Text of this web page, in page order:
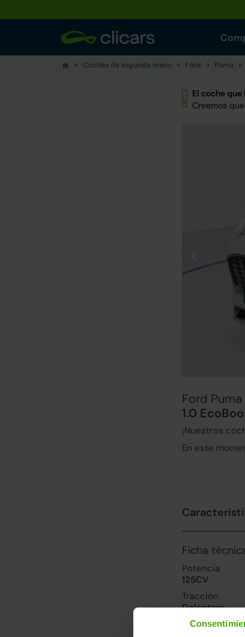
Coches de segunda mano Ford Puma
El coche
Creemos
Ford Puma
1.0
¡Nuestros
En este
Ficha
Potencia
125CV
Tracción
Delantera